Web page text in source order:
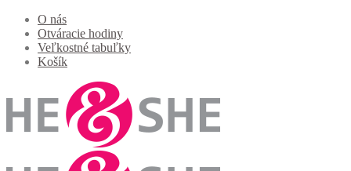
O nás
Otváracie hodiny
Veľkostné tabuľky
Košík